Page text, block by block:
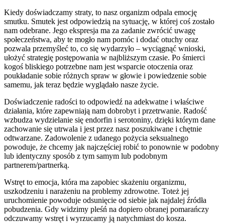
Kiedy doświadczamy straty, to nasz organizm odpala emocję
smutku. Smutek jest odpowiedzią na sytuację, w której coś zostało
nam odebrane. Jego ekspresja ma za zadanie zwrócić uwagę
społeczeństwa, aby te mogło nam pomóc i dodać otuchy oraz
pozwala przemyśleć to, co się wydarzyło – wyciągnąć wnioski,
ułożyć strategię postępowania w najbliższym czasie. Po śmierci
kogoś bliskiego potrzebne nam jest wsparcie otoczenia oraz
poukładanie sobie różnych spraw w głowie i powiedzenie sobie
samemu, jak teraz będzie wyglądało nasze życie.
Doświadczenie radości to odpowiedź na adekwatne i właściwe
działania, które zapewniają nam dobrobyt i przetrwanie. Radość
wzbudza wydzielanie się endorfin i serotoniny, dzięki którym dane
zachowanie się utrwala i jest przez nasz poszukiwane i chętnie
odtwarzane. Zadowolenie z udanego pożycia seksualnego
powoduje, że chcemy jak najczęściej robić to ponownie w podobny
lub identyczny sposób z tym samym lub podobnym
partnerem/partnerką.
Wstręt to emocja, która ma zapobiec skażeniu organizmu,
uszkodzeniu i narażeniu na problemy zdrowotne. Toteż jej
uruchomienie powoduje odsunięcie od siebie jak najdalej źródła
pobudzenia. Gdy widzimy pleśń na dopiero obranej pomarańczy
odczuwamy wstręt i wyrzucamy ją natychmiast do kosza.